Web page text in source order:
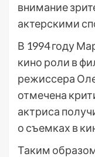
внимание
актерскими
В 1994 году
кино роли в
режиссера
отмечена
актриса
о съемках в
Таким